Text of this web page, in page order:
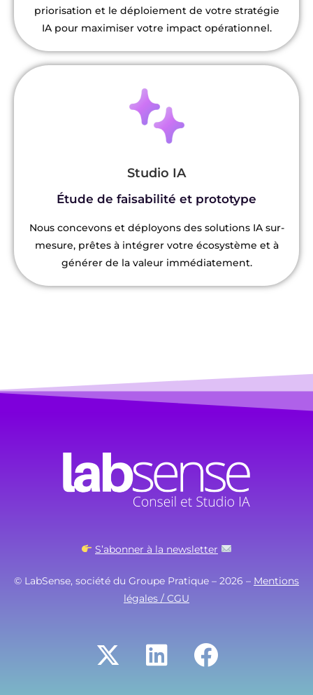
priorisation et le déploiement de votre stratégie
IA pour maximiser votre impact opérationnel.
Studio IA
Étude de faisabilité et prototype
Nous concevons et déployons des solutions IA sur-
mesure, prêtes à intégrer votre écosystème et à
générer de la valeur immédiatement.
S’abonner à la newsletter
© LabSense, société du Groupe Pratique – 2026 – Mentions
légales / CGU